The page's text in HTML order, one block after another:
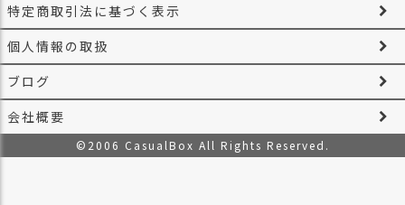
特定商取引法に基づく表示
個人情報の取扱
ブログ
会社概要
©2006 CasualBox All Rights Reserved.